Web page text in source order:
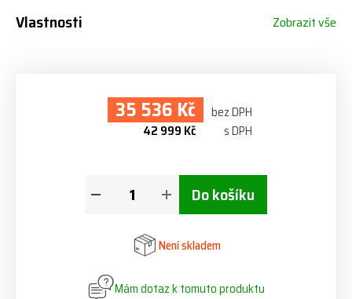
Vlastnosti Zobrazit vše
35 536 Kč bez DPH
42 999 Kč s DPH
Do košíku
Není skladem
Mám dotaz k tomuto produktu